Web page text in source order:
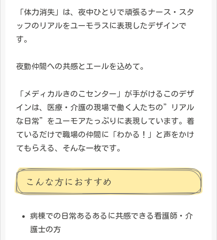
「体力消失」は、夜中ひとりで頑張るナース・スタ
ッフのリアルをユーモラスに表現したデザインで
す。
夜勤仲間への共感とエールを込めて。
「メディカルきのこセンター」が手がけるこのデザ
インは、医療・介護の現場で働く人たちの”リアル
な日常”をユーモアたっぷりに表現しています。着
ているだけで職場の仲間に「わかる！」と声をかけ
てもらえる、そんな一枚です。
こんな方におすすめ
病棟での日常あるあるに共感できる看護師・介
護士の方